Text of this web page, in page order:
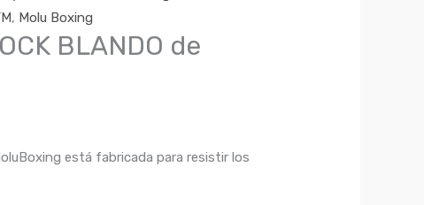
, Molu Boxing
BLANDO de
está fabricada para resistir los